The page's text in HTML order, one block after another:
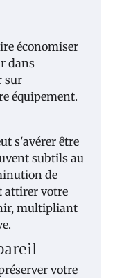
économiser
dans
sur
équipement.
s'avérer être
subtils au
de
attirer votre
multipliant
votre